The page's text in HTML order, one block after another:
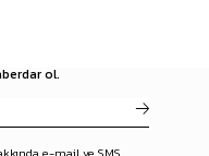
ol.